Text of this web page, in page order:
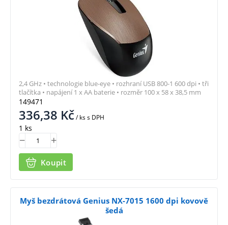
149471
336,38 Kč/ kss DPH
1 ks
Koupit
2,4 GHz • technologie blue-eye • rozhraní USB 800-1 600 dpi • tři
tlačítka • napájení 1 x AA baterie • rozměr 100 x 58 x 38,5 mm
Myš bezdrátová Genius NX-7015 1600 dpi kovově
šedá